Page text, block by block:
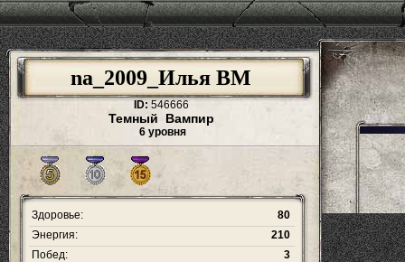
na_2009_Илья ВМ
ID: 546666
Темный Вампир
6 уровня
Здоровье:
80
Энергия:
210
Побед:
3